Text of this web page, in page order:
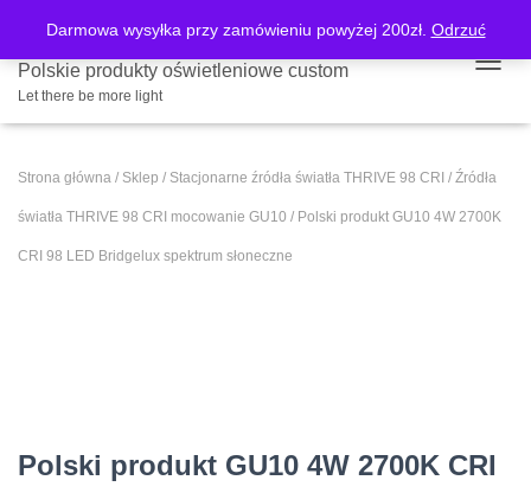
Darmowa wysyłka przy zamówieniu powyżej 200zł. Odrzuć
Polskie produkty oświetleniowe custom
Let there be more light
Strona główna / Sklep / Stacjonarne źródła światła THRIVE 98 CRI / Źródła
światła THRIVE 98 CRI mocowanie GU10 / Polski produkt GU10 4W 2700K
CRI 98 LED Bridgelux spektrum słoneczne
Polski produkt GU10 4W 2700K CRI